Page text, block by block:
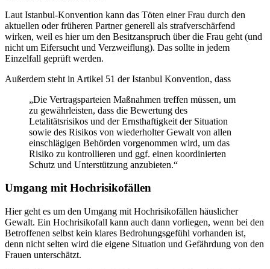
Laut Istanbul-Konvention kann das Töten einer Frau durch den
aktuellen oder früheren Partner generell als strafverschärfend
wirken, weil es hier um den Besitzanspruch über die Frau geht (und
nicht um Eifersucht und Verzweiflung). Das sollte in jedem
Einzelfall geprüft werden.
Außerdem steht in Artikel 51 der Istanbul Konvention, dass
„Die Vertragsparteien Maßnahmen treffen müssen, um
zu gewährleisten, dass die Bewertung des
Letalitätsrisikos und der Ernsthaftigkeit der Situation
sowie des Risikos von wiederholter Gewalt von allen
einschlägigen Behörden vorgenommen wird, um das
Risiko zu kontrollieren und ggf. einen koordinierten
Schutz und Unterstützung anzubieten.“
Umgang mit Hochrisikofällen
Hier geht es um den Umgang mit Hochrisikofällen häuslicher
Gewalt. Ein Hochrisikofall kann auch dann vorliegen, wenn bei den
Betroffenen selbst kein klares Bedrohungsgefühl vorhanden ist,
denn nicht selten wird die eigene Situation und Gefährdung von den
Frauen unterschätzt.